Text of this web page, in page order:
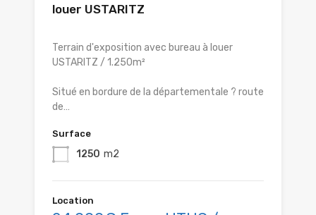
louer USTARITZ
Terrain d'exposition avec bureau à louer
USTARITZ / 1.250m²
Situé en bordure de la départementale ? route
de…
Surface
1250 m2
Location